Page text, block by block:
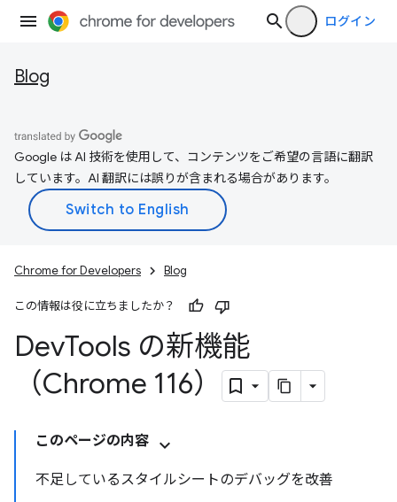
ログイン
Blog
Google は AI 技術を使用して、コンテンツをご希望の言語に翻訳
しています。AI 翻訳には誤りが含まれる場合があります。
Chrome for Developers Blog
この情報は役に立ちましたか？
DevTools の新機能
（Chrome 116）
このページの内容
不足しているスタイルシートのデバッグを改善